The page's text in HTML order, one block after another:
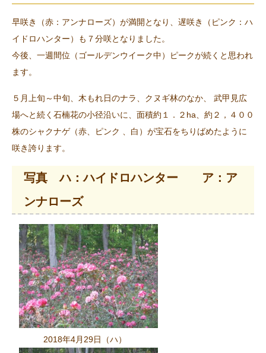
早咲き（赤：アンナローズ）が満開となり、遅咲き（ピンク：ハ
イドロハンター）も７分咲となりました。
今後、一週間位（ゴールデンウイーク中）ピークが続くと思われ
ます。
５月上旬～中旬、木もれ日のナラ、クヌギ林のなか、 武甲見広
場へと続く石楠花の小径沿いに、面積約１．２ha、約２，４００
株のシャクナゲ（赤、ピンク 、白）が宝石をちりばめたように
咲き誇ります。
写真 ハ：ハイドロハンター ア：ア
ンナローズ
2018年4月29日（ハ）